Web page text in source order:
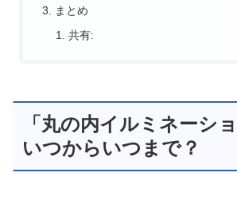
まとめ
共有:
「丸の内イルミネーショ
いつからいつまで？